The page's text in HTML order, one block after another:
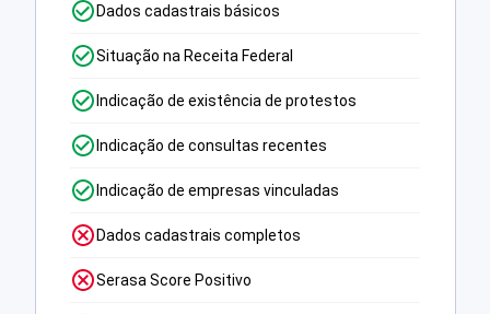
Dados cadastrais básicos
Situação na Receita Federal
Indicação de existência de protestos
Indicação de consultas recentes
Indicação de empresas vinculadas
Dados cadastrais completos
Serasa Score Positivo